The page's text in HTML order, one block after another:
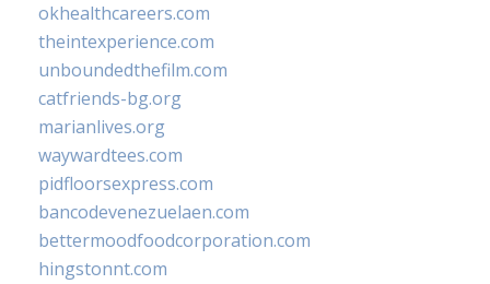
okhealthcareers.com
theintexperience.com
unboundedthefilm.com
catfriends-bg.org
marianlives.org
waywardtees.com
pidfloorsexpress.com
bancodevenezuelaen.com
bettermoodfoodcorporation.com
hingstonnt.com